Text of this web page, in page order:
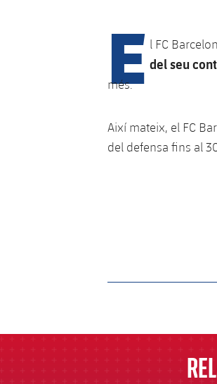
E l FC
del seu
més.
Així mateix, el FC
del defensa fins al